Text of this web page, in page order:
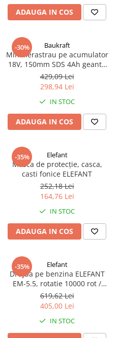
ADAUGA IN COS
-30% Baukraft
Mini fierastrau pe acumulator
18V, 150mm SDS 4Ah geanta
BK-GP25
429,09 Lei
298,94 Lei
IN STOC
ADAUGA IN COS
-35% Elefant
Masca de protecție, casca,
casti fonice ELEFANT
252,18 Lei
164,76 Lei
IN STOC
ADAUGA IN COS
-35% Elefant
Drujba pe benzina ELEFANT
EM-5.5, rotatie 10000 rot /
min, putere 4,1 kW / 5,5 CP, 2
lame, 2 lanturi
619,62 Lei
405,00 Lei
IN STOC